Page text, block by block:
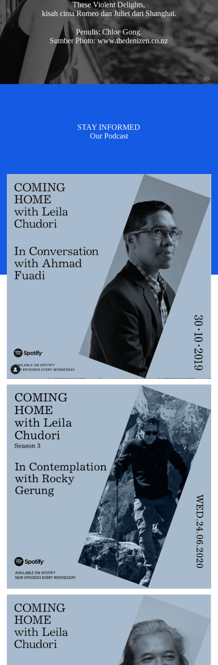
These Violent Delights,
kisah cinta Romeo dan Juliet dari Shanghai.
Penulis: Chloe Gong.
Sumber Photo: www.thedenizen.co.nz
STAY INFORMED
Our Podcast